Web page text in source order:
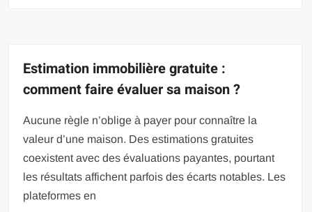
Estimation immobilière gratuite :
comment faire évaluer sa maison ?
Aucune règle n’oblige à payer pour connaître la
valeur d’une maison. Des estimations gratuites
coexistent avec des évaluations payantes, pourtant
les résultats affichent parfois des écarts notables. Les
plateformes en